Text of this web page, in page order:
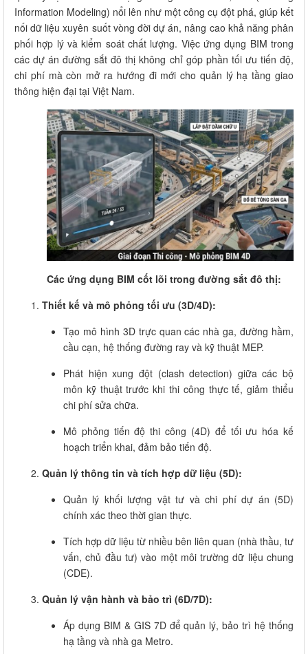
Information Modeling) nổi lên như một công cụ đột phá, giúp kết
nối dữ liệu xuyên suốt vòng đời dự án, nâng cao khả năng phân
phối hợp lý và kiểm soát chất lượng. Việc ứng dụng BIM trong
các dự án đường sắt đô thị không chỉ góp phần tối ưu tiến độ,
chi phí mà còn mở ra hướng đi mới cho quản lý hạ tầng giao
thông hiện đại tại Việt Nam.
Các ứng dụng BIM cốt lõi trong đường sắt đô thị:
Thiết kế và mô phỏng tối ưu (3D/4D):
Tạo mô hình 3D trực quan các nhà ga, đường hầm,
cầu cạn, hệ thống đường ray và kỹ thuật MEP.
Phát hiện xung đột (clash detection) giữa các bộ
môn kỹ thuật trước khi thi công thực tế, giảm thiểu
chi phí sửa chữa.
Mô phỏng tiến độ thi công (4D) để tối ưu hóa kế
hoạch triển khai, đảm bảo tiến độ.
Quản lý thông tin và tích hợp dữ liệu (5D):
Quản lý khối lượng vật tư và chi phí dự án (5D)
chính xác theo thời gian thực.
Tích hợp dữ liệu từ nhiều bên liên quan (nhà thầu, tư
vấn, chủ đầu tư) vào một môi trường dữ liệu chung
(CDE).
Quản lý vận hành và bảo trì (6D/7D):
Áp dụng BIM & GIS 7D để quản lý, bảo trì hệ thống
hạ tầng và nhà ga Metro.